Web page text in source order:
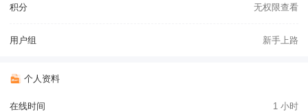
积分 无权限查看
用户组 新手上路
个人资料
在线时间 1 小时